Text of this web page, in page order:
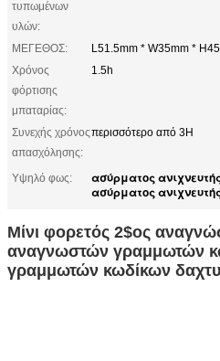
τυπωμένων
υλών:
ΜΕΓΕΘΟΣ:
L51.5mm * W35mm *
Χρόνος
φόρτισης
μπαταρίας:
1.5h
Συνεχής χρόνος
απασχόλησης:
περισσότερο από 3H
Υψηλό φως: ασύρματος
ασύρματος
Μίνι φορετός 2$ος
αναγνωστών γραμμωτών
γραμμωτών κωδίκων